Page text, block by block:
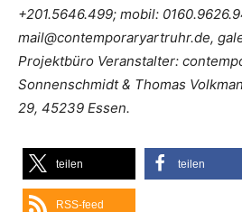
+201.5646.499; mobil:
mail@contemporaryartruhr.de,
Projektbüro Veranstalter:
Sonnenschmidt & Thomas
29, 45239 Essen.
teilen teilen
RSS-feed